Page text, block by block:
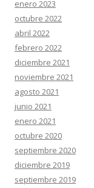
enero 2023
octubre 2022
abril 2022
febrero 2022
diciembre 2021
noviembre 2021
agosto 2021
junio 2021
enero 2021
octubre 2020
septiembre 2020
diciembre 2019
septiembre 2019